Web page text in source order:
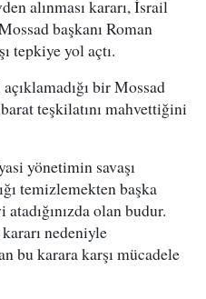
alınması kararı, İsrail
başkanı Roman
tepkiye yol açtı.
bir Mossad
teşkilatını mahvettiğini
yönetimin savaşı
temizlemekten başka
olan budur.
nedeniyle
bu karara karşı mücadele